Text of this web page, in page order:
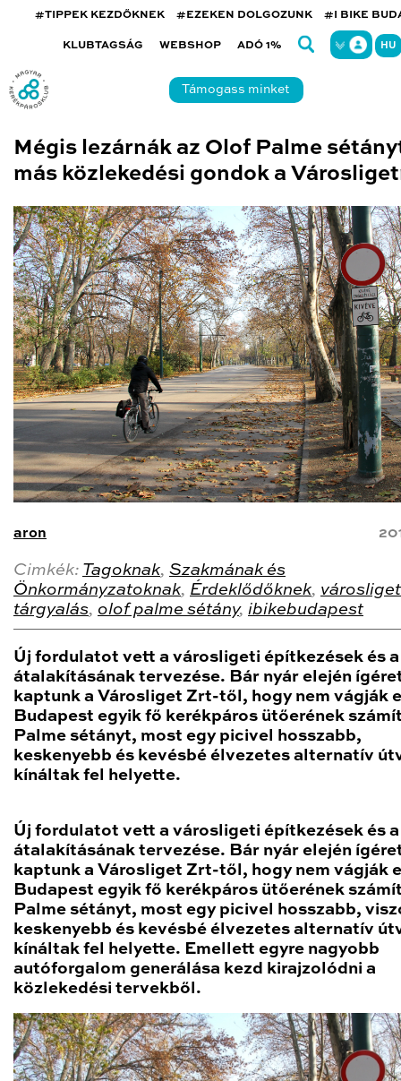
#TIPPEK KEZDŐKNEK #EZEKEN DOLGOZUNK #I BIKE
KLUBTAGSÁG WEBSHOP ADÓ 1% HU
Támogass minket
Mégis lezárnák az Olof Palme
más közlekedési gondok a
aron
Cimkék: Tagoknak, Szakmának és
Önkormányzatoknak, Érdeklődőknek, városliget
tárgyalás, olof palme sétány, ibikebudapest
Új fordulatot vett a városligeti építkezések és
átalakításának tervezése. Bár nyár elején
kaptunk a Városliget Zrt-től, hogy nem vágják
Budapest egyik fő kerékpáros ütőerének
Palme sétányt, most egy picivel hosszabb,
keskenyebb és kevésbé élvezetes alternatív
kínáltak fel helyette.
Új fordulatot vett a városligeti építkezések és
átalakításának tervezése. Bár nyár elején
kaptunk a Városliget Zrt-től, hogy nem vágják
Budapest egyik fő kerékpáros ütőerének
Palme sétányt, most egy picivel hosszabb,
keskenyebb és kevésbé élvezetes alternatív
kínáltak fel helyette. Emellett egyre nagyobb
autóforgalom generálása kezd kirajzolódni a
közlekedési tervekből.